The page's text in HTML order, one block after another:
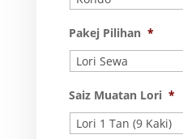
Pakej Pilihan *
Saiz Muatan Lori *